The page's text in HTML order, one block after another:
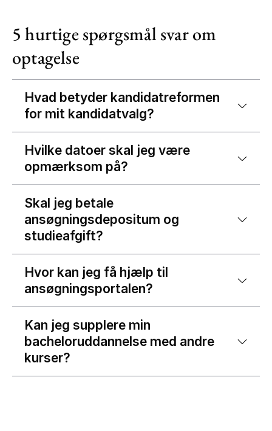
5 hurtige spørgsmål svar om
optagelse
Hvad betyder kandidatreformen
for mit kandidatvalg?
Hvilke datoer skal jeg være
opmærksom på?
Skal jeg betale
ansøgningsdepositum og
studieafgift?
Hvor kan jeg få hjælp til
ansøgningsportalen?
Kan jeg supplere min
bacheloruddannelse med andre
kurser?